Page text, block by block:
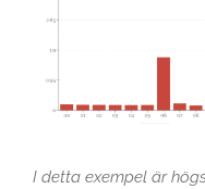
I detta exempel är